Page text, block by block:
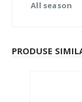
All season
PRODUSE